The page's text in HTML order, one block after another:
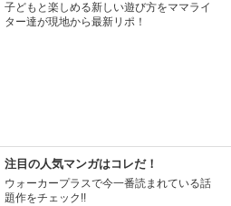
子どもと楽しめる新しい遊び方をママライ
ター達が現地から最新リポ！
注目の人気マンガはコレだ！
ウォーカープラスで今一番読まれている話
題作をチェック!!